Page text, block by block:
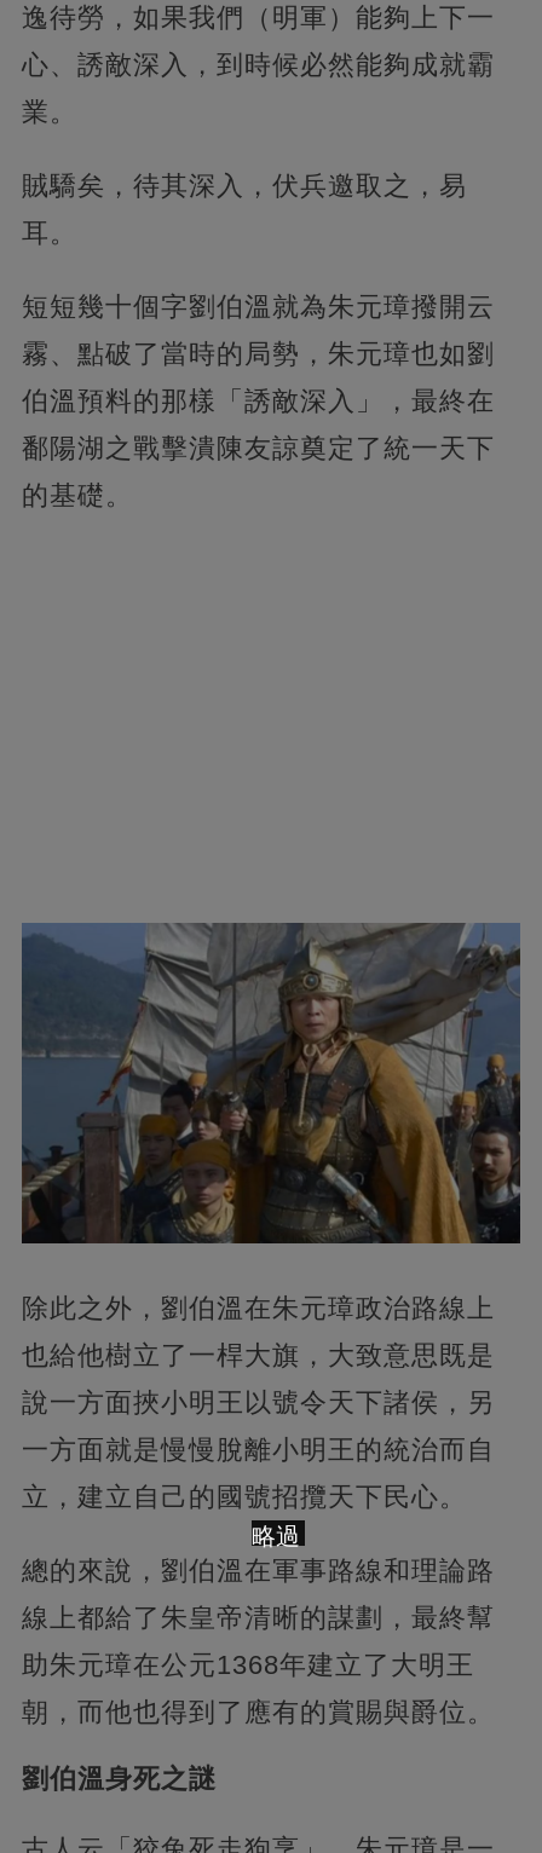
逸待勞，如果我們（明軍）能夠上下一
心、誘敵深入，到時候必然能夠成就霸
業。
賊驕矣，待其深入，伏兵邀取之，易
耳。
短短幾十個字劉伯溫就為朱元璋撥開云
霧、點破了當時的局勢，朱元璋也如劉
伯溫預料的那樣「誘敵深入」，最終在
鄱陽湖之戰擊潰陳友諒奠定了統一天下
的基礎。
除此之外，劉伯溫在朱元璋政治路線上
也給他樹立了一桿大旗，大致意思既是
說一方面挾小明王以號令天下諸侯，另
一方面就是慢慢脫離小明王的統治而自
立，建立自己的國號招攬天下民心。
總的來說，劉伯溫在軍事路線和理論路
線上都給了朱皇帝清晰的謀劃，最終幫
助朱元璋在公元1368年建立了大明王
朝，而他也得到了應有的賞賜與爵位。
劉伯溫身死之謎
略過